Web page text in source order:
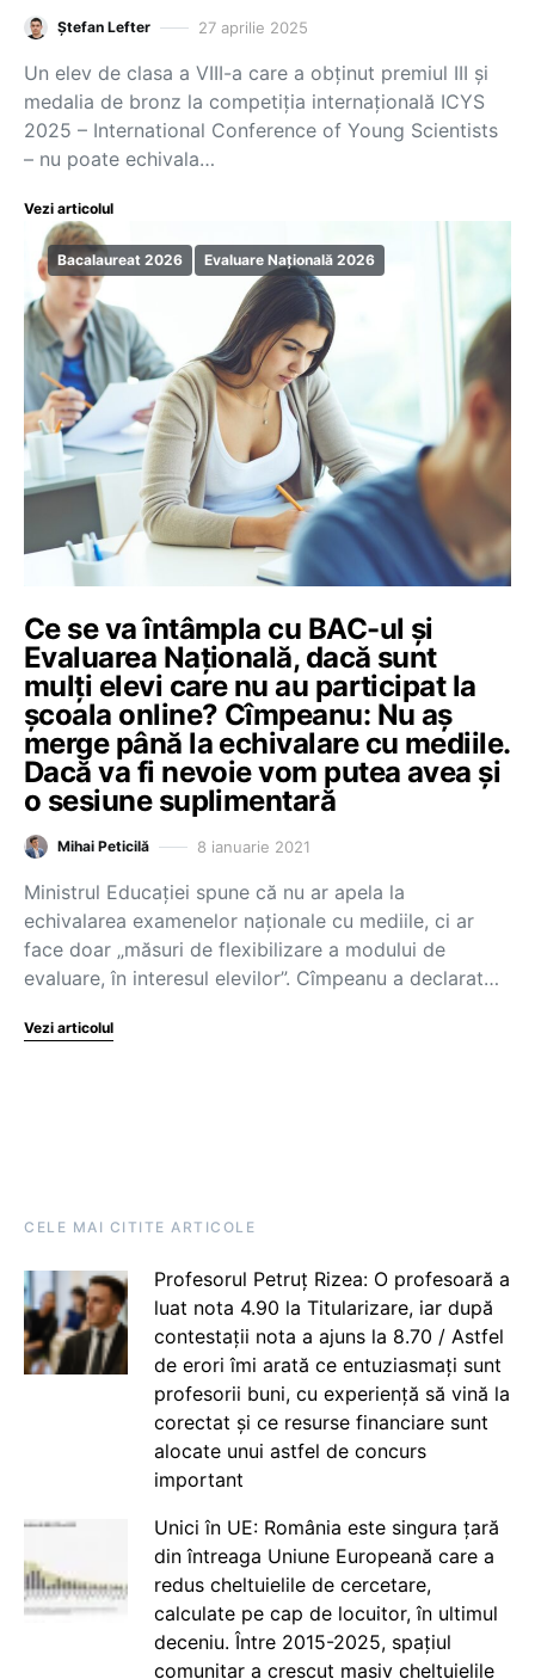
Ștefan Lefter 27 aprilie 2025
Un elev de clasa a VIII-a care a obținut premiul III și
medalia de bronz la competiția internațională ICYS
2025 – International Conference of Young Scientists
– nu poate echivala…
Vezi articolul
Bacalaureat 2026 Evaluare Națională 2026
Ce se va întâmpla cu BAC-ul și
Evaluarea Națională, dacă sunt
mulți elevi care nu au participat la
școala online? Cîmpeanu: Nu aș
merge până la echivalare cu mediile.
Dacă va fi nevoie vom putea avea și
o sesiune suplimentară
Mihai Peticilă 8 ianuarie 2021
Ministrul Educației spune că nu ar apela la
echivalarea examenelor naționale cu mediile, ci ar
face doar „măsuri de flexibilizare a modului de
evaluare, în interesul elevilor”. Cîmpeanu a declarat…
Vezi articolul
CELE MAI CITITE ARTICOLE
Profesorul Petruț Rizea: O profesoară a
luat nota 4.90 la Titularizare, iar după
contestații nota a ajuns la 8.70 / Astfel
de erori îmi arată ce entuziasmați sunt
profesorii buni, cu experiență să vină la
corectat și ce resurse financiare sunt
alocate unui astfel de concurs
important
Unici în UE: România este singura țară
din întreaga Uniune Europeană care a
redus cheltuielile de cercetare,
calculate pe cap de locuitor, în ultimul
deceniu. Între 2015-2025, spațiul
comunitar a crescut masiv cheltuielile